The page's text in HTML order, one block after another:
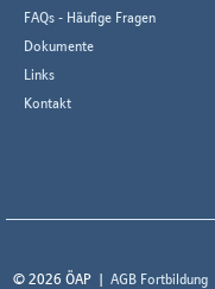
FAQs - Häufige Fragen
Dokumente
Links
Kontakt
© 2026 ÖAP AGB Fortbildung